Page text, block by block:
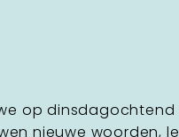
op
nieuwe woorden,